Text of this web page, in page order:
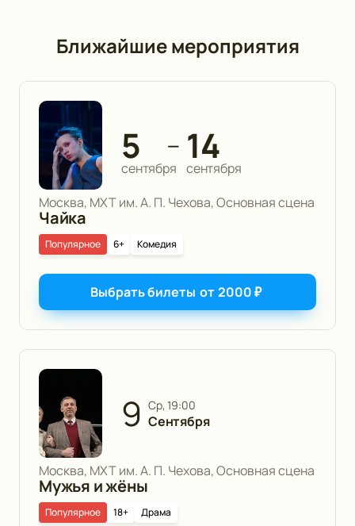
Ближайшие мероприятия
5
сентября
— 14
сентября
Москва, МХТ им. А. П. Чехова, Основная сцена
Чайка
6+ Комедия
Популярное
Выбрать билеты от2000₽
9 ср, 19:00
Сентября
Москва, МХТ им. А. П. Чехова, Основная сцена
Мужья и жёны
18+ Драма
Популярное